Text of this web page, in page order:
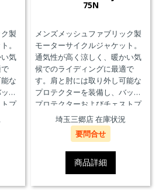
製
。
気
な
ク
プ
75N
メンズメッシュファブリック製
モーターサイクルジャケット。
通気性が高く涼しく、暖かい気
候でのライディングに最適で
す。肩と肘には取り外し可能な
プロテクターを装備し、バック
プロテクターおよびチェストプ
ロテクターにも対応していま
埼玉三郷店 在庫状況
要問合せ
商品詳細